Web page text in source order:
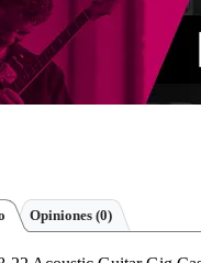
Opiniones (0)